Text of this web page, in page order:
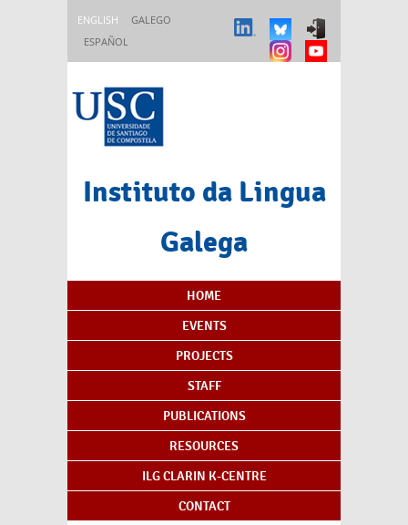
ENGLISH
GALEGO
ESPAÑOL
Instituto da Lingua
Galega
Content Index
HOME
EVENTS
PROJECTS
STAFF
PUBLICATIONS
RESOURCES
ILG CLARIN K-CENTRE
CONTACT